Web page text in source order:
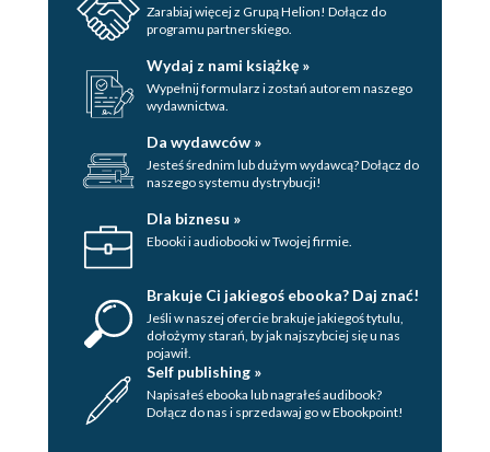
Zarabiaj więcej z Grupą Helion! Dołącz do
programu partnerskiego.
Wydaj z nami książkę »
Wypełnij formularz i zostań autorem naszego
wydawnictwa.
Da wydawców »
Jesteś średnim lub dużym wydawcą? Dołącz do
naszego systemu dystrybucji!
Dla biznesu »
Ebooki i audiobooki w Twojej firmie.
Brakuje Ci jakiegoś ebooka? Daj znać!
Jeśli w naszej ofercie brakuje jakiegoś tytulu,
dołożymy starań, by jak najszybciej się u nas
pojawił.
Self publishing »
Napisałeś ebooka lub nagrałeś audibook?
Dołącz do nas i sprzedawaj go w Ebookpoint!